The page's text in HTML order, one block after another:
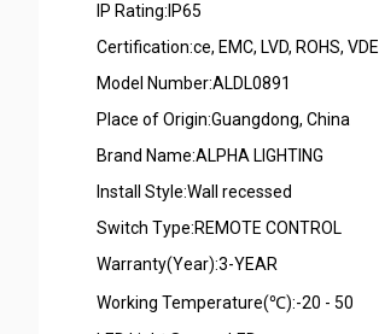
IP Rating:IP65
Certification:ce, EMC, LVD, ROHS, VDE
Model Number:ALDL0891
Place of Origin:Guangdong, China
Brand Name:ALPHA LIGHTING
Install Style:Wall recessed
Switch Type:REMOTE CONTROL
Warranty(Year):3-YEAR
Working Temperature(℃):-20 - 50